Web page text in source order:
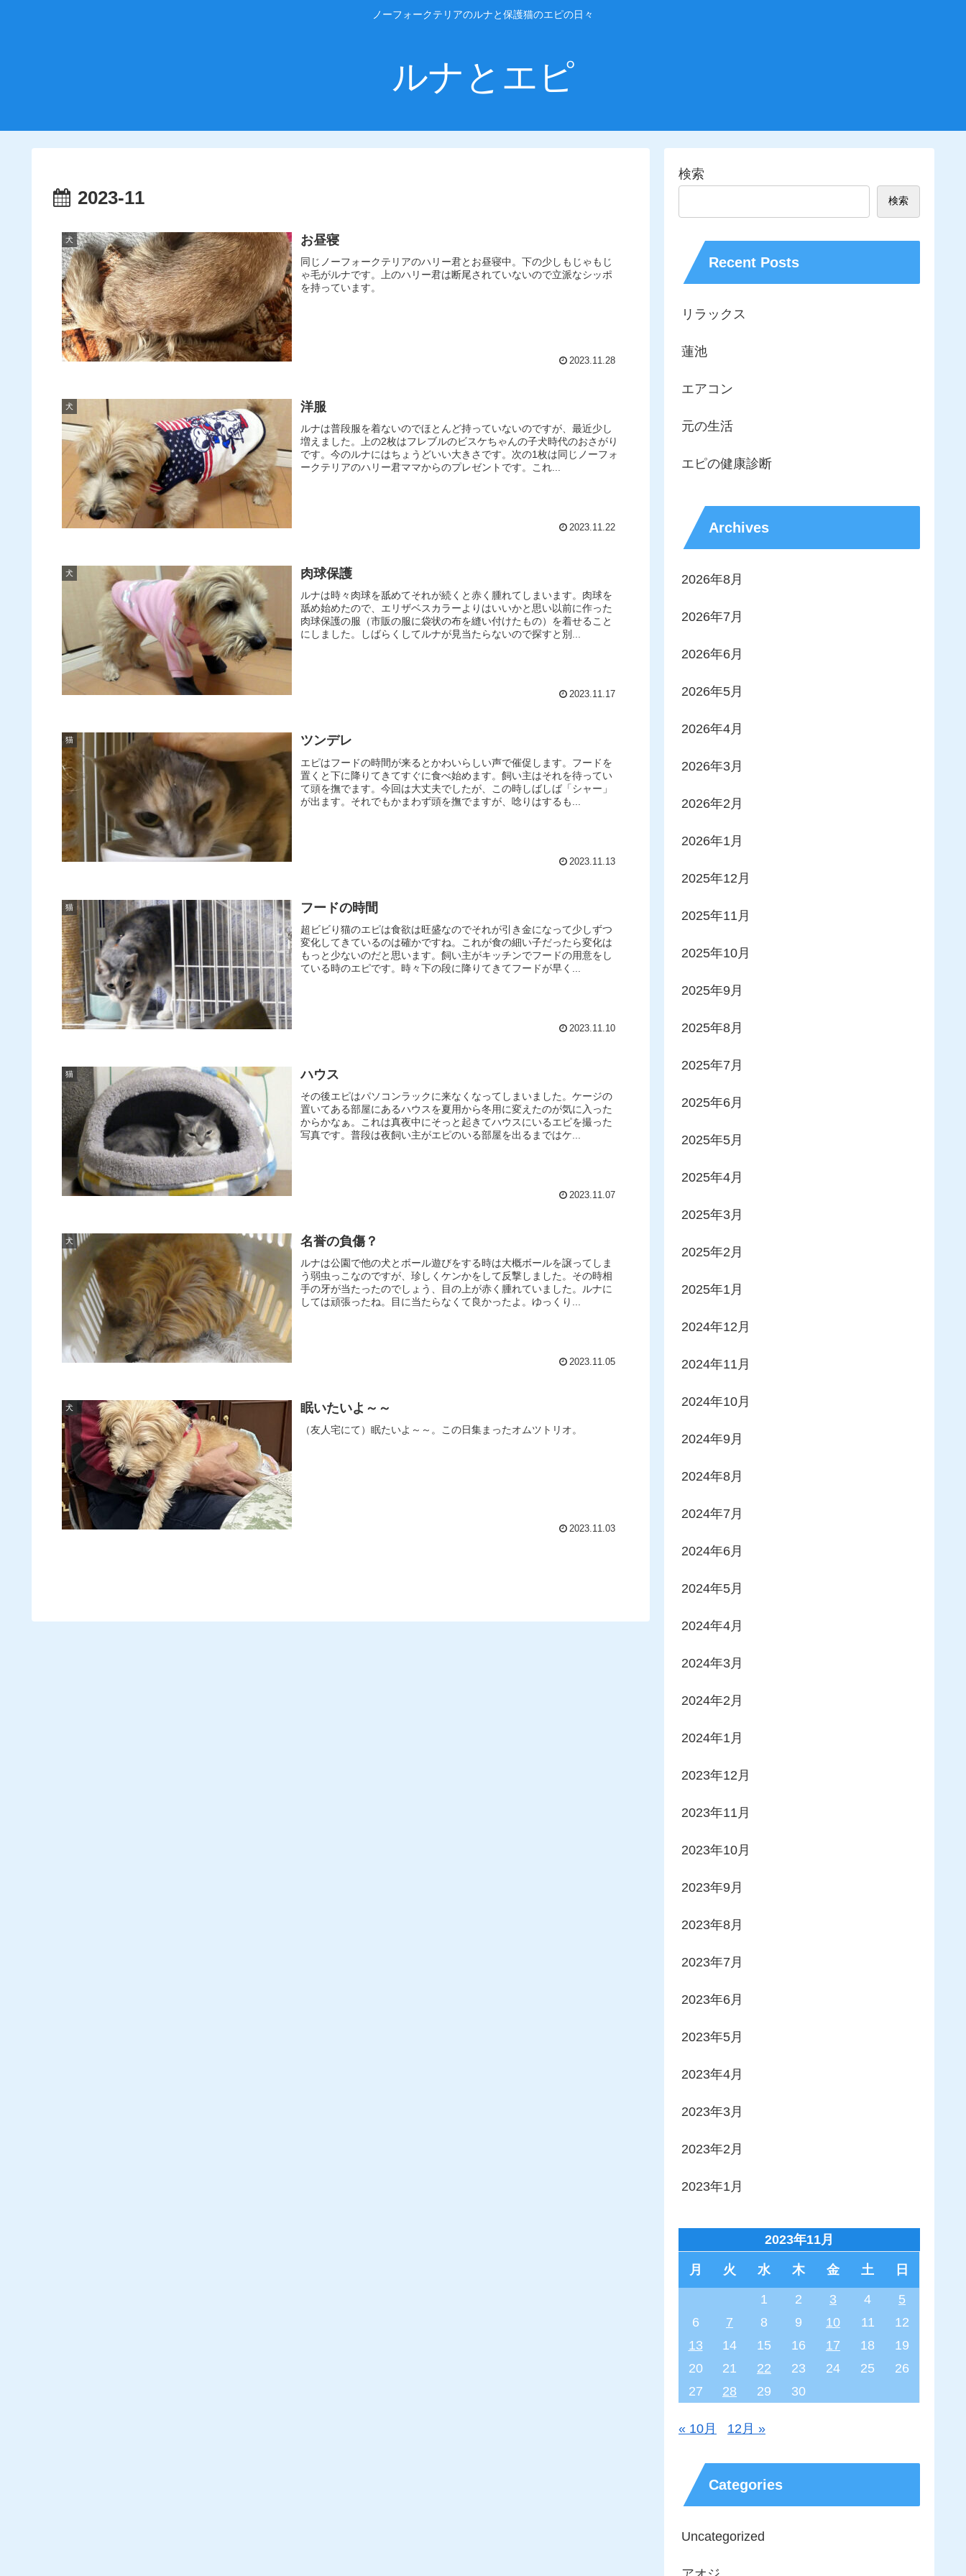
ノーフォークテリアのルナと保護猫のエピの日々
ルナとエピ
2023-11
犬 お昼寝
同じノーフォークテリアのハリー君とお昼寝中。下の少しもじゃもじ
ゃ毛がルナです。上のハリー君は断尾されていないので立派なシッポ
を持っています。
2023.11.28
犬 洋服
ルナは普段服を着ないのでほとんど持っていないのですが、最近少し
増えました。上の2枚はフレブルのビスケちゃんの子犬時代のおさがり
です。今のルナにはちょうどいい大きさです。次の1枚は同じノーフォ
ークテリアのハリー君ママからのプレゼントです。これ...
2023.11.22
犬 肉球保護
ルナは時々肉球を舐めてそれが続くと赤く腫れてしまいます。肉球を
舐め始めたので、エリザベスカラーよりはいいかと思い以前に作った
肉球保護の服（市販の服に袋状の布を縫い付けたもの）を着せること
にしました。しばらくしてルナが見当たらないので探すと別...
2023.11.17
猫 ツンデレ
エピはフードの時間が来るとかわいらしい声で催促します。フードを
置くと下に降りてきてすぐに食べ始めます。飼い主はそれを待ってい
て頭を撫でます。今回は大丈夫でしたが、この時しばしば「シャー」
が出ます。それでもかまわず頭を撫でますが、唸りはするも...
2023.11.13
猫 フードの時間
超ビビり猫のエピは食欲は旺盛なのでそれが引き金になって少しずつ
変化してきているのは確かですね。これが食の細い子だったら変化は
もっと少ないのだと思います。飼い主がキッチンでフードの用意をし
ている時のエピです。時々下の段に降りてきてフードが早く...
2023.11.10
猫 ハウス
その後エピはパソコンラックに来なくなってしまいました。ケージの
置いてある部屋にあるハウスを夏用から冬用に変えたのが気に入った
からかなぁ。これは真夜中にそっと起きてハウスにいるエピを撮った
写真です。普段は夜飼い主がエピのいる部屋を出るまではケ...
2023.11.07
犬 名誉の負傷？
ルナは公園で他の犬とボール遊びをする時は大概ボールを譲ってしま
う弱虫っこなのですが、珍しくケンかをして反撃しました。その時相
手の牙が当たったのでしょう、目の上が赤く腫れていました。ルナに
しては頑張ったね。目に当たらなくて良かったよ。ゆっくり...
2023.11.05
犬 眠いたいよ～～
（友人宅にて）眠たいよ～～。この日集まったオムツトリオ。
2023.11.03
検索
検索
Recent Posts
リラックス
蓮池
エアコン
元の生活
エピの健康診断
Archives
2026年8月
2026年7月
2026年6月
2026年5月
2026年4月
2026年3月
2026年2月
2026年1月
2025年12月
2025年11月
2025年10月
2025年9月
2025年8月
2025年7月
2025年6月
2025年5月
2025年4月
2025年3月
2025年2月
2025年1月
2024年12月
2024年11月
2024年10月
2024年9月
2024年8月
2024年7月
2024年6月
2024年5月
2024年4月
2024年3月
2024年2月
2024年1月
2023年12月
2023年11月
2023年10月
2023年9月
2023年8月
2023年7月
2023年6月
2023年5月
2023年4月
2023年3月
2023年2月
2023年1月
2023年11月
月 火 水 木 金 土 日
1 2 3 4
5
6
7 8 9 10 11
12
13
14 15 16 17 18
19
20
21 22 23 24 25
26
27
28 29 30
« 10月 12月 »
Categories
Uncategorized